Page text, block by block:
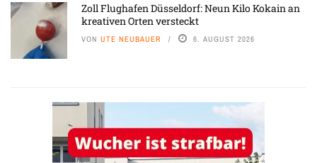
Zoll Flughafen Düsseldorf: Neun Kilo Kokain an
kreativen Orten versteckt
VON UTE NEUBAUER 6. AUGUST 2026